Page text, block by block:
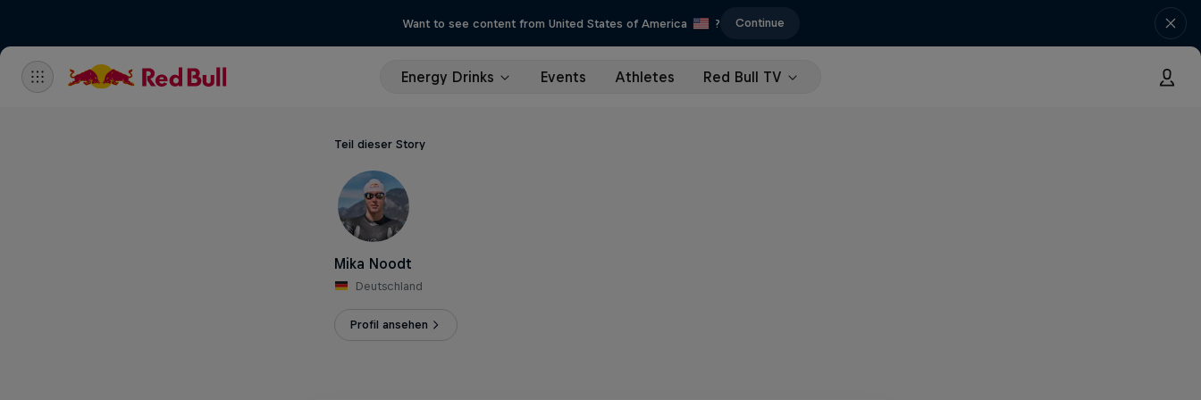
Want to see content from United States of America ? Continue
Energy Drinks Events Athletes Red Bull TV
Teil dieser Story
Mika Noodt
Deutschland
Profil ansehen